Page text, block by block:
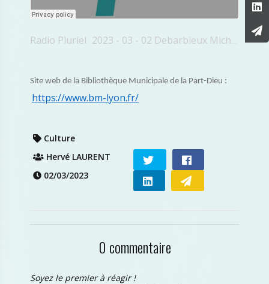
Radio Pluriel · 2023 - 03 - 02 Debarbieux Michaud Contrebande
Site web de la Bibliothèque Municipale de la Part-Dieu :
https://www.bm-lyon.fr/
Culture
Hervé LAURENT
02/03/2023
0 commentaire
Soyez le premier à réagir !